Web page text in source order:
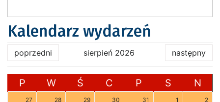
Kalendarz wydarzeń
poprzedni sierpień 2026 następny
P W Ś C P S N
27 28 29 30 31 1 2